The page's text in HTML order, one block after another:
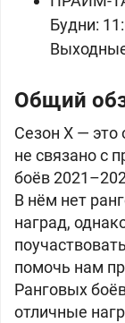
Будни:
Общий
Сезон X — это
не связано с
боёв
В нём нет
наград,
помочь нам
Ранговых
отличные